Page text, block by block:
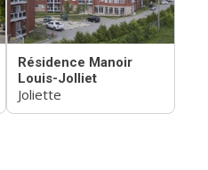
Résidence Manoir
Louis-Jolliet
Joliette